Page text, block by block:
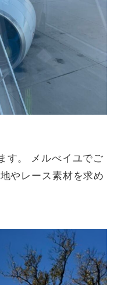
す。 メルべイユでご
やレース素材を求め